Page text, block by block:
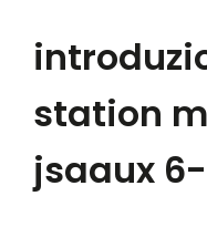
station
jsaaux